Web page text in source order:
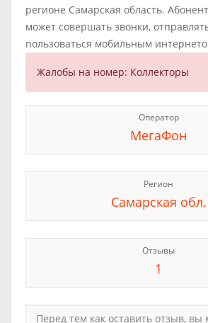
регионе Самарская область.
может совершать звонки,
пользоваться мобильным
Жалобы на номер: Коллекторы
Оператор
МегаФон
Регион
Самарская обл.
Отзывы
1
Перед тем как оставить отзыв, вы